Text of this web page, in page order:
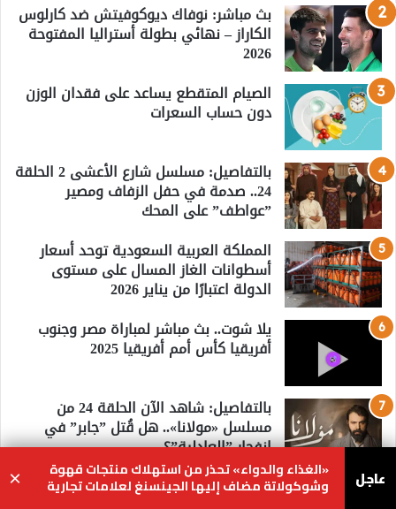
بث مباشر: نوفاك ديوكوفيتش ضد كارلوس
الكاراز – نهائي بطولة أستراليا المفتوحة
2026
الصيام المتقطع يساعد على فقدان الوزن
دون حساب السعرات
بالتفاصيل: مسلسل شارع الأعشى 2 الحلقة
24.. صدمة في حفل الزفاف ومصير
”عواطف” على المحك
المملكة العربية السعودية توحد أسعار
أسطوانات الغاز المسال على مستوى
الدولة اعتبارًا من يناير 2026
يلا شوت.. بث مباشر لمباراة مصر وجنوب
أفريقيا كأس أمم أفريقيا 2025
بالتفاصيل: شاهد الآن الحلقة 24 من
مسلسل «مولانا».. هل قُتل ”جابر” في
انفجار ”العادلية”؟
شجون الهاجري تفاجئ والدتها بعيد الأم
عاجل «الغذاء والدواء» تحذر من استهلاك منتجات قهوة
وشوكولاتة مضاف إليها الجينسنغ لعلامات تجارية ×